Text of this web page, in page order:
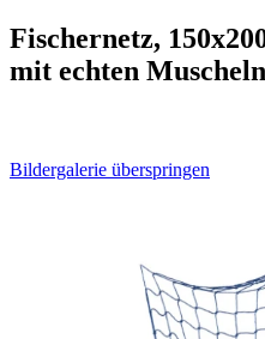
Fischernetz,
mit echten Muscheln
Bildergalerie überspringen